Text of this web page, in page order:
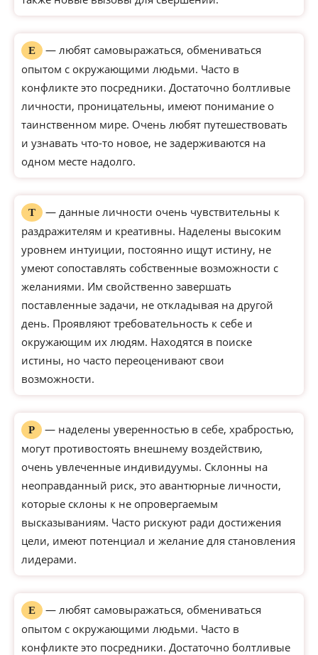
Е
— любят самовыражаться, обмениваться
опытом с окружающими людьми. Часто в
конфликте это посредники. Достаточно болтливые
личности, проницательны, имеют понимание о
таинственном мире. Очень любят путешествовать
и узнавать что-то новое, не задерживаются на
одном месте надолго.
Т
— данные личности очень чувствительны к
раздражителям и креативны. Наделены высоким
уровнем интуиции, постоянно ищут истину, не
умеют сопоставлять собственные возможности с
желаниями. Им свойственно завершать
поставленные задачи, не откладывая на другой
день. Проявляют требовательность к себе и
окружающим их людям. Находятся в поиске
истины, но часто переоценивают свои
возможности.
Р
— наделены уверенностью в себе, храбростью,
могут противостоять внешнему воздействию,
очень увлеченные индивидуумы. Склонны на
неоправданный риск, это авантюрные личности,
которые склоны к не опровергаемым
высказываниям. Часто рискуют ради достижения
цели, имеют потенциал и желание для становления
лидерами.
Е
— любят самовыражаться, обмениваться
опытом с окружающими людьми. Часто в
конфликте это посредники. Достаточно болтливые